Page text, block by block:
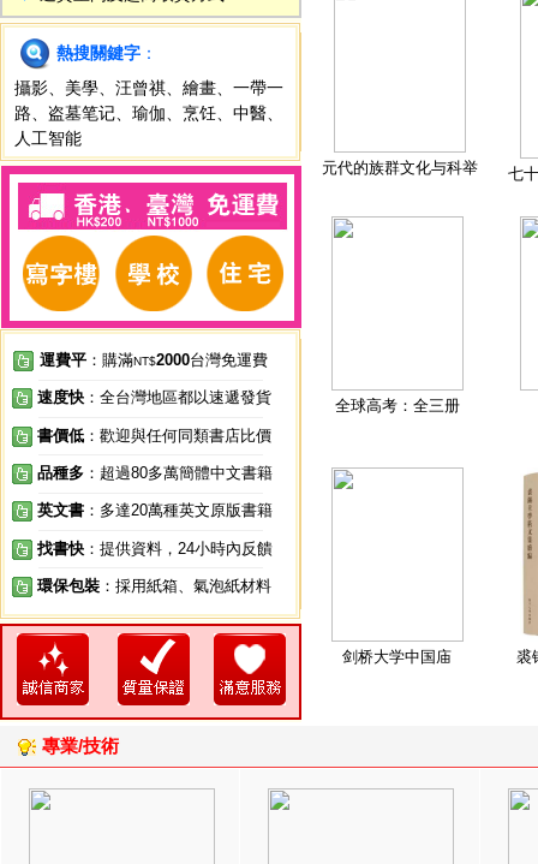
熱搜關鍵字 ：
攝影
美學 汪曾祺 繪畫
一帶一
路
盗墓笔记 瑜伽 烹饪 中醫
人工智能
運費平 ：購滿NT$2000台灣免運費
速度快 ：全台灣地區都以速遞發貨
書價低 ：歡迎與任何同類書店比價
品種多 ：超過80多萬簡體中文書籍
英文書 ：多達20萬種英文原版書籍
找書快 ：提供資料，24小時內反饋
環保包裝 ：採用紙箱、氣泡紙材料
元代的族群文化与科举 七
全球高考：全三册
剑桥大学中国庙 裘
專業/技術